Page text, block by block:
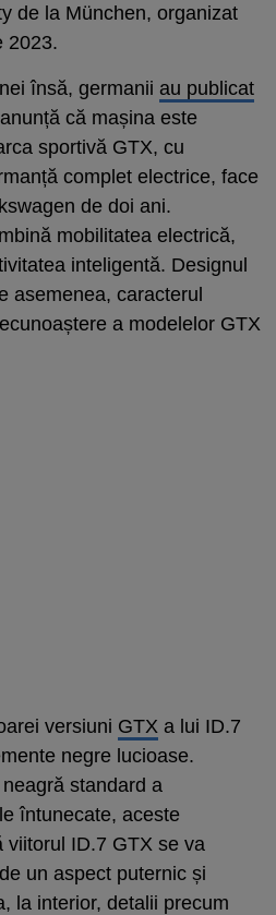
de la München, organizat
2023.
însă, germanii au publicat
că mașina este
sportivă GTX, cu
complet electrice, face
de doi ani.
mobilitatea electrică,
inteligentă. Designul
asemenea, caracterul
a modelelor GTX
versiuni GTX a lui ID.7
negre lucioase.
standard a
întunecate, aceste
ID.7 GTX se va
un aspect puternic și
la interior, detalii precum